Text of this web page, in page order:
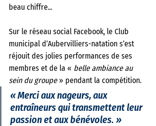
beau chiffre...
Sur le réseau social Facebook, le Club
municipal d’Aubervilliers-natation s’est
réjouit des jolies performances de ses
membres et de la « belle ambiance au
sein du groupe » pendant la compétition.
« Merci aux nageurs, aux
entraîneurs qui transmettent leur
passion et aux bénévoles. »